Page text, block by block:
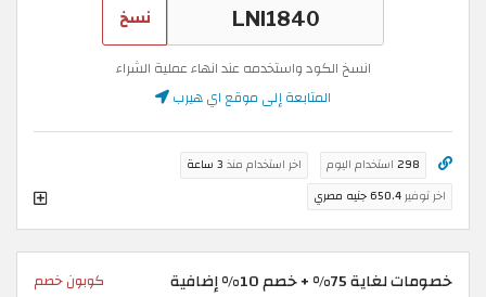
نسخ
انسخ الكود واستخدمه عند انهاء عملية الشراء
المتابعة إلى موقع اي هيرب
298 استخدام اليوم اخر استخدام منذ 3 ساعة
اخر توفير650.4 جنيه مصري
خصومات لغاية 75% + خصم 10% إضافية كوبون خصم